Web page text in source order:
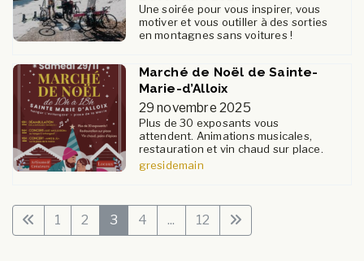
Une soirée pour vous inspirer, vous
motiver et vous outiller à des sorties
en montagnes sans voitures !
Marché de Noël de Sainte-
Marie-d’Alloix
29 novembre 2025
Plus de 30 exposants vous
attendent. Animations musicales,
restauration et vin chaud sur place.
gresidemain
1 2 3 4 ... 12